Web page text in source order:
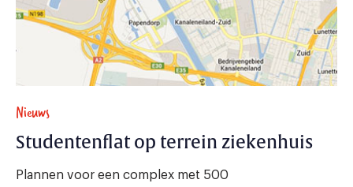
Nieuws
Studentenflat op terrein ziekenhuis
Plannen voor een complex met 500